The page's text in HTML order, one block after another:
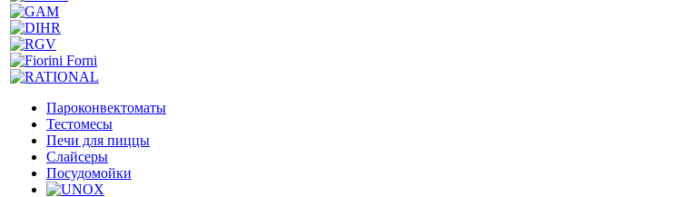
Пароконвектоматы
Тестомесы
Печи для пиццы
Слайсеры
Посудомойки